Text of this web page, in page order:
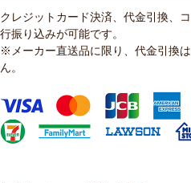
クレジットカード決済、代金引換、
行振り込みが可能です。
※メーカー直送品に限り、代金引換
ん。